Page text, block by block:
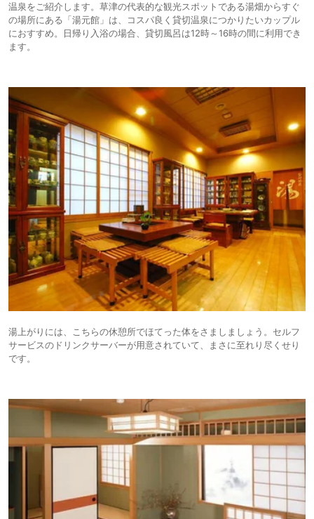
温泉をご紹介します。草津の代表的な観光スポットである湯畑からすぐ
の場所にある「湯元館」は、コスパ良く貸切温泉につかりたいカップル
におすすめ。日帰り入浴の場合、貸切風呂は12時～16時の間に利用でき
ます。
湯上がりには、こちらの休憩所でほてった体をさましましょう。セルフ
サービスのドリンクサーバーが用意されていて、まさに至れり尽くせり
です。